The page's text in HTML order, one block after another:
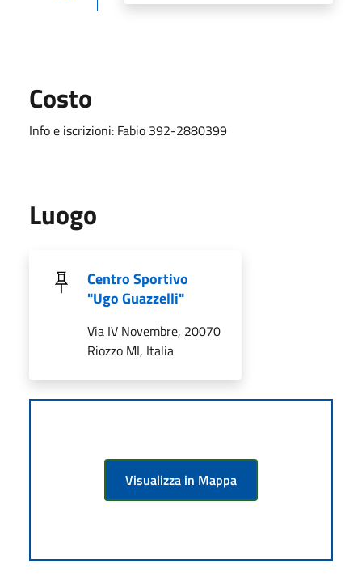
Costo
Info e iscrizioni: Fabio 392-2880399
Luogo
Centro Sportivo
"Ugo Guazzelli"
Via IV Novembre, 20070
Riozzo MI, Italia
Visualizza in Mappa